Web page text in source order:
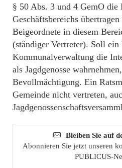
§ 50 Abs. 3 und 4 GemO die
Geschäftsbereichs
Beigeordnete in diesem
(ständiger Vertreter). Soll
Kommunalverwaltung die
als Jagdgenosse
Bevollmächtigung. Ein
Gemeinde nicht vertreten,
Bleiben Sie auf
Abonnieren Sie jetzt unseren
PUBLICUS-